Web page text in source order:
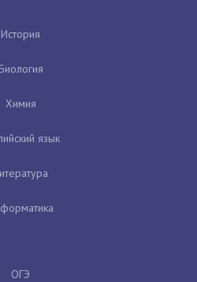
История
Биология
Химия
язык
ОГЭ